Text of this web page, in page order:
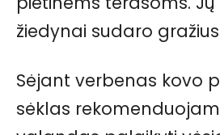
žiedynai sudaro gražius
Sėjant verbenas kovo
sėklas